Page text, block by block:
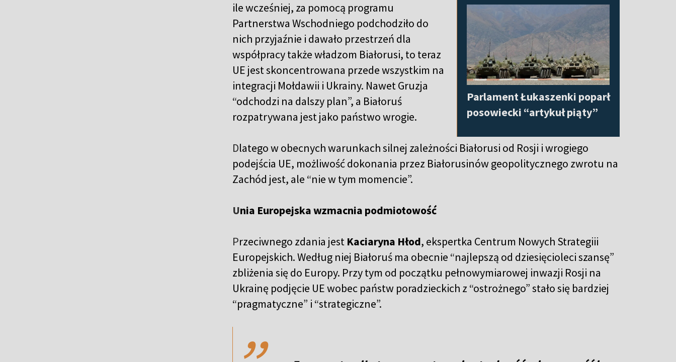
Parlament Łukaszenki poparł
posowiecki “artykuł piąty”
ile wcześniej, za pomocą programu
Partnerstwa Wschodniego podchodziło do
nich przyjaźnie i dawało przestrzeń dla
współpracy także władzom Białorusi, to teraz
UE jest skoncentrowana przede wszystkim na
integracji Mołdawii i Ukrainy. Nawet Gruzja
“odchodzi na dalszy plan”, a Białoruś
rozpatrywana jest jako państwo wrogie.
Dlatego w obecnych warunkach silnej zależności Białorusi od Rosji i wrogiego
podejścia UE, możliwość dokonania przez Białorusinów geopolitycznego zwrotu na
Zachód jest, ale “nie w tym momencie”.
Unia Europejska wzmacnia podmiotowość
Przeciwnego zdania jest Kaciaryna Hłod, ekspertka Centrum Nowych Strategiii
Europejskich. Według niej Białoruś ma obecnie “najlepszą od dziesięcioleci szansę”
zbliżenia się do Europy. Przy tym od początku pełnowymiarowej inwazji Rosji na
Ukrainę podjęcie UE wobec państw poradzieckich z “ostrożnego” stało się bardziej
“pragmatyczne” i “strategiczne”.
,,